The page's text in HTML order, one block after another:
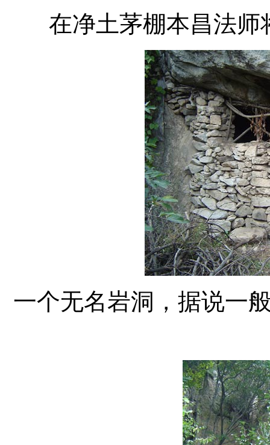
在净土茅棚本昌法
一个无名岩洞，据说一